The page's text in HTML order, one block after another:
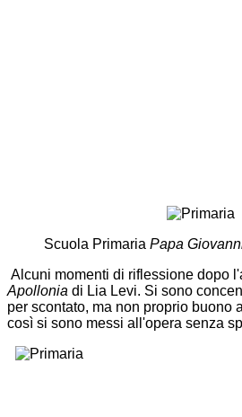
Scuola Primaria Papa
Alcuni momenti di riflessione dopo
Apollonia di Lia Levi. Si sono
per scontato, ma non proprio buono
così si sono messi all'opera senza